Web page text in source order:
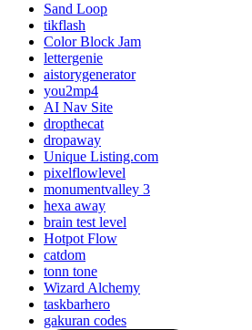
Sand Loop
tikflash
Color Block Jam
lettergenie
aistorygenerator
you2mp4
AI Nav Site
dropthecat
dropaway
Unique Listing.com
pixelflowlevel
monumentvalley 3
hexa away
brain test level
Hotpot Flow
catdom
tonn tone
Wizard Alchemy
taskbarhero
gakuran codes